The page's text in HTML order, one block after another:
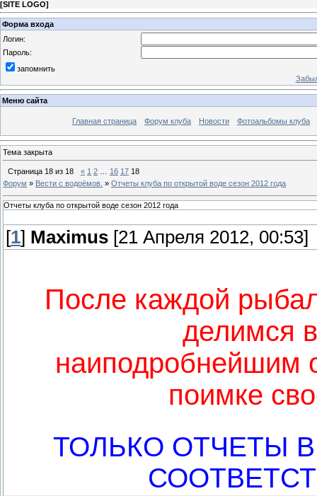
[SITE LOGO]
Форма входа
Логин:
Пароль:
запомнить
Меню сайта
Главная страница Форум клуба Новости Фотоальбомы клуба
Тема закрыта
Страница 18 из 18 « 1 2 16 17 18
Форум » Вести с водоёмов. » Отчеты клуба по открытой воде сезон 2012 года
Отчеты клуба по открытой воде сезон 2012 года
[1] Maximus [21 Апреля 2012, 00:53]
После каждой
делимся
наиподробнейшим
поимке
ТОЛЬКО ОТЧЕТЫ